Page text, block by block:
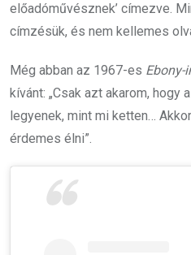
előadóművésznek’ címezve.
címzésük, és nem kellemes
Még abban az 1967-es Ebony-
kívánt: „Csak azt akarom, hogy
legyenek, mint mi ketten…
érdemes élni”.